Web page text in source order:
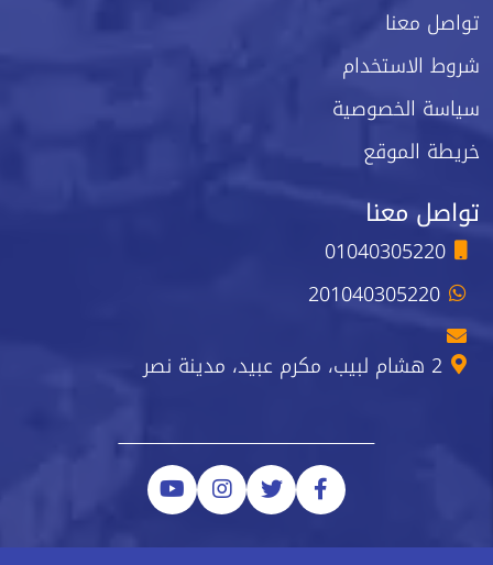
تواصل معنا
شروط الاستخدام
سياسة الخصوصية
خريطة الموقع
تواصل معنا
01040305220
201040305220
2 هشام لبيب، مكرم عبيد، مدينة نصر